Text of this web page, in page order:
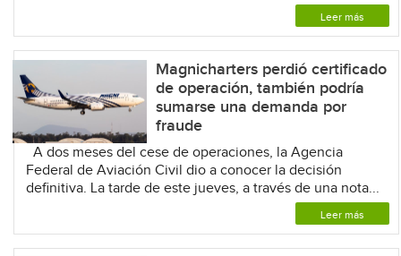
Leer más
Magnicharters perdió certificado
de operación, también podría
sumarse una demanda por
fraude
A dos meses del cese de operaciones, la Agencia
Federal de Aviación Civil dio a conocer la decisión
definitiva. La tarde de este jueves, a través de una nota...
Leer más